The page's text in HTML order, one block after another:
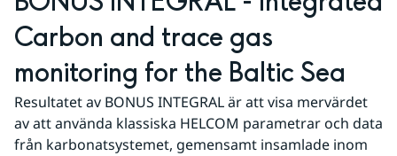
Carbon and trace gas
monitoring for the Baltic Sea
Resultatet av BONUS INTEGRAL är att visa mervärdet
av att använda klassiska HELCOM parametrar och data
från karbonatsystemet, gemensamt insamlade inom